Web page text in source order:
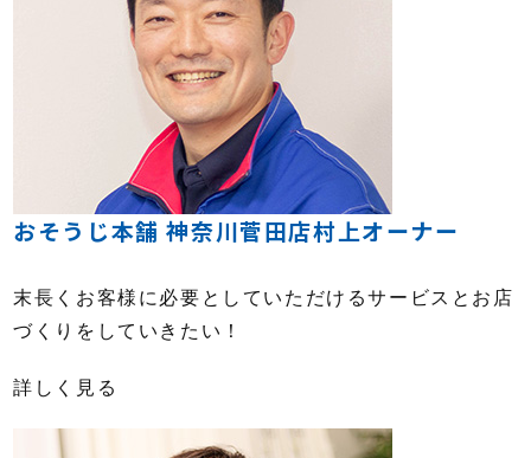
おそうじ本舗 神奈川菅田店村上オーナー
末長くお客様に必要としていただけるサービスとお店
づくりをしていきたい！
詳しく見る